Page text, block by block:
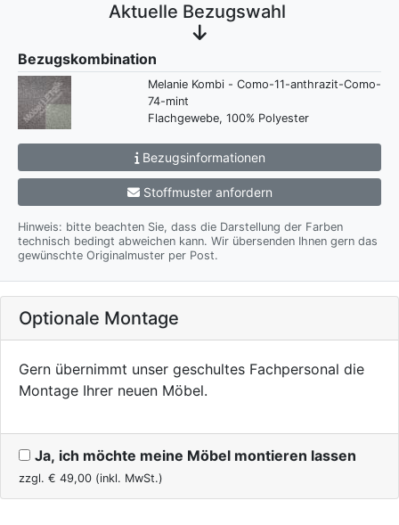
Aktuelle Bezugswahl
Bezugskombination
Melanie Kombi - Como-11-anthrazit-Como-
74-mint
Flachgewebe, 100% Polyester
Bezugsinformationen
Stoffmuster anfordern
Hinweis: bitte beachten Sie, dass die Darstellung der Farben
technisch bedingt abweichen kann. Wir übersenden Ihnen gern das
gewünschte Originalmuster per Post.
Optionale Montage
Gern übernimmt unser geschultes Fachpersonal die
Montage Ihrer neuen Möbel.
Ja, ich möchte meine Möbel montieren lassen
zzgl. € 49,00 (inkl. MwSt.)